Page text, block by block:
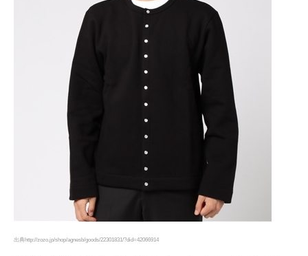
出典http://zozo.jp/shop/agnesb/goods/22301831/?did=42066914